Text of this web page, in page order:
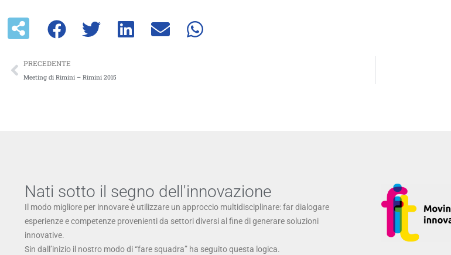
Precedente
PRECEDENTE
Meeting di Rimini – Rimini 2015
Nati sotto il segno dell'innovazione
Il modo migliore per innovare è utilizzare un approccio multidisciplinare: far dialogare
esperienze e competenze provenienti da settori diversi al fine di generare soluzioni
innovative.
Sin dall’inizio il nostro modo di “fare squadra” ha seguito questa logica.